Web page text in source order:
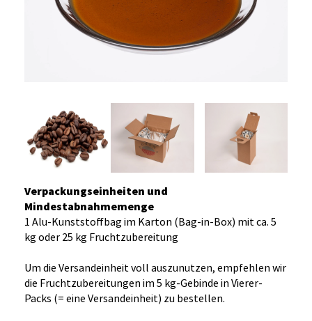
Verpackungseinheiten und
Mindestabnahmemenge
1 Alu-Kunststoffbag im Karton (Bag-in-Box) mit ca. 5
kg oder 25 kg Fruchtzubereitung
Um die Versandeinheit voll auszunutzen, empfehlen wir
die Fruchtzubereitungen im 5 kg-Gebinde in Vierer-
Packs (= eine Versandeinheit) zu bestellen.